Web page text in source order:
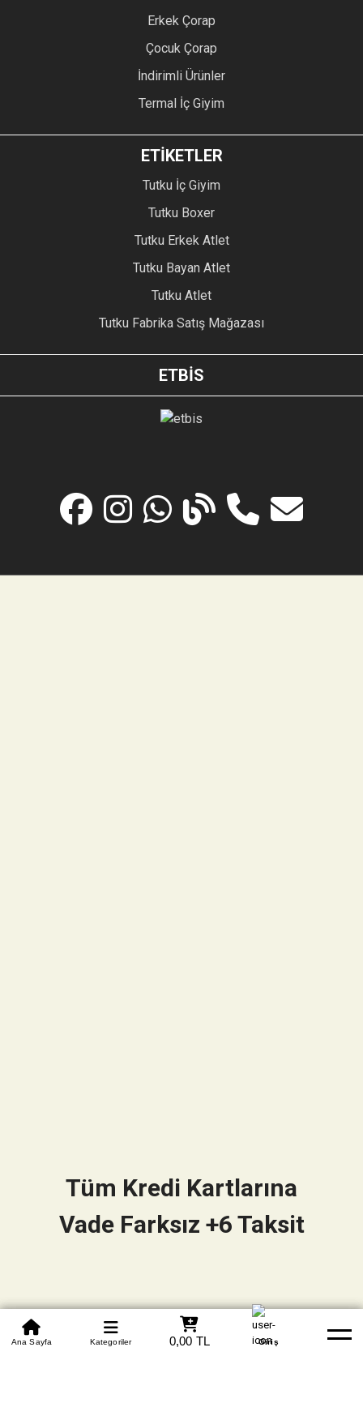
0850 305 09 70
Beden Tablosu Banka Hesapları Whatsapp Yardım
Ana Sayfa Kategoriler 0,00 TL Giriş
Erkek Çorap
Çocuk Çorap
İndirimli Ürünler
Termal İç Giyim
ETİKETLER
Tutku İç Giyim
Tutku Boxer
Tutku Erkek Atlet
Tutku Bayan Atlet
Tutku Atlet
Tutku Fabrika Satış Mağazası
ETBİS
Tüm Kredi Kartlarına
Vade Farksız +6 Taksit